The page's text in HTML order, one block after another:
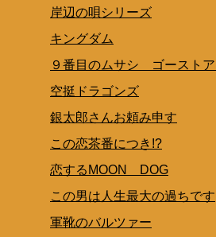
岸辺の唄シリーズ
キングダム
９番目のムサシ ゴーストア
空挺ドラゴンズ
銀太郎さんお頼み申す
この恋茶番につき!?
恋するMOON DOG
この男は人生最大の過ちです
軍靴のバルツァー